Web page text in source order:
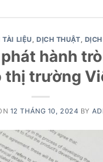
TÀI LIỆU DỊCH THUẬT
hành
thị trường
12 THÁNG 10, 2024 BY